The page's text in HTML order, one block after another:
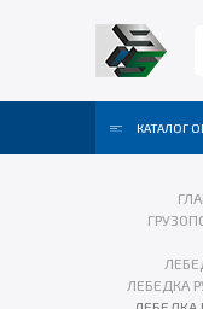
КАТАЛОГ
ЛЕБЕДКА